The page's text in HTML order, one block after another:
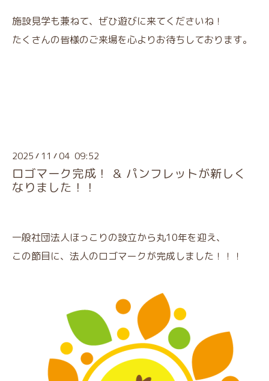
施設見学も兼ねて、ぜひ遊びに来てくださいね！
たくさんの皆様のご来場を心よりお待ちしております。
2025 / 11 /04 09:52
ロゴマーク完成！ ＆ パンフレットが新しく
なりました！！
一般社団法人ほっこりの設立から丸10年を迎え、
この節目に、法人のロゴマークが完成しました！！！